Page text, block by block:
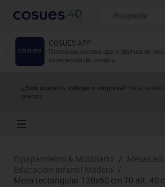
COSUES APP
Descarga nuestra app y disfruta de una
experiencia de compra.
¿Eres maestro, colegio o empresa? Inicia
precios.
Resultados de
Equipamiento & Mobiliario / Mesas
Educación·infantil Madera /
Mesa rectangular 120x60 cm T0 alt. 40